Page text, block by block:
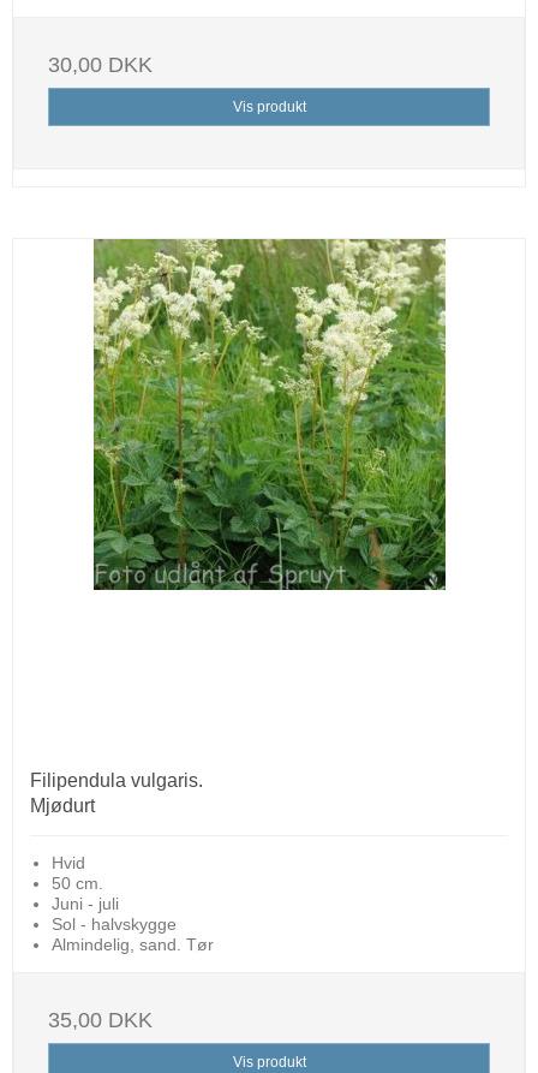
30,00 DKK
Vis produkt
Filipendula vulgaris.
Mjødurt
Hvid
50 cm.
Juni - juli
Sol - halvskygge
Almindelig, sand. Tør
35,00 DKK
Vis produkt